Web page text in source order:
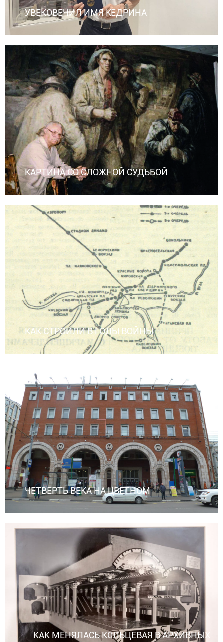
УВЕКОВЕЧИЛ ИМЯ КЕДРИНА
КАРТИНА СО СЛОЖНОЙ СУДЬБОЙ
КАК СТРОИЛИ В ГОДЫ ВОЙНЫ
ЧЕТВЕРТЬ ВЕКА НА ЦВЕТНОМ
КАК МЕНЯЛАСЬ КОЛЬЦЕВАЯ В АРХИВНЫХ